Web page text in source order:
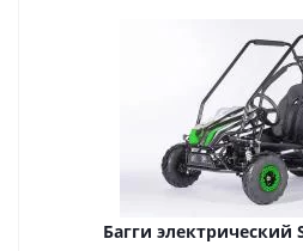
Багги электрический